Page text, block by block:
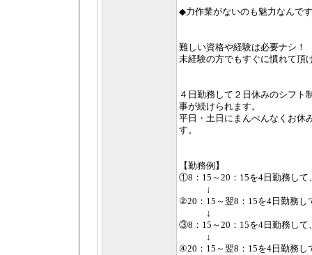
◆力作業がないのも魅力なんで
難しい資格や経験は必要ナシ！
未経験の方でもすぐに慣れて頂
４日勤務して２日休みのシフト
事が続けられます。
平日・土日にまんべんなくお休
す。
【勤務例】
①8：15～20：15を4日勤務して
↓
②20：15～翌8：15を4日勤務し
↓
③8：15～20：15を4日勤務して
↓
④20：15～翌8：15を4日勤務し